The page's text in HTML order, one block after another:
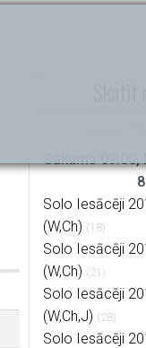
Sākums 09:00,
Solo Iesācēji
(W,Ch) (18)
Solo Iesācēji
(W,Ch) (21)
Solo Iesācēji
(W,Ch,J) (28)
Solo Iesācēji